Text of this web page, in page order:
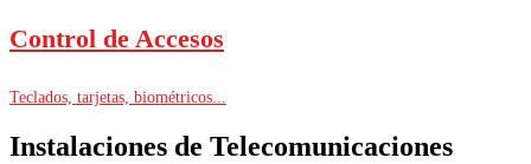
Control de Accesos
Teclados, tarjetas, biométricos...
Instalaciones de Telecomunicaciones